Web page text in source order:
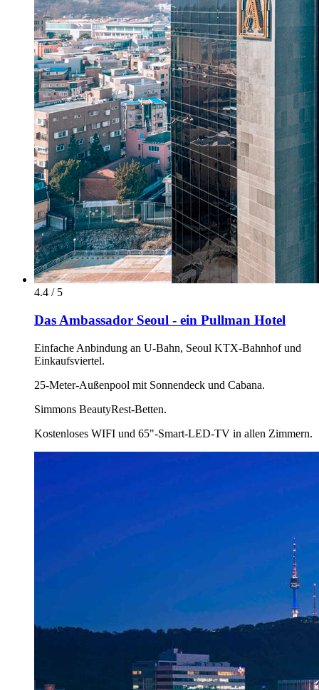
4.4 / 5
Das Ambassador Seoul - ein Pullman Hotel
Einfache Anbindung an U-Bahn, Seoul KTX-Bahnhof und
Einkaufsviertel.
25-Meter-Außenpool mit Sonnendeck und Cabana.
Simmons BeautyRest-Betten.
Kostenloses WIFI und 65"-Smart-LED-TV in allen Zimmern.